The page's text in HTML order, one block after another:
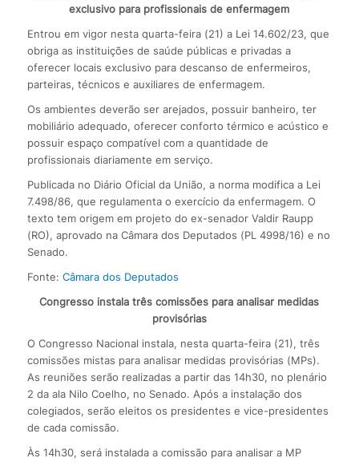
exclusivo para profissionais de enfermagem
Entrou em vigor nesta quarta-feira (21) a Lei 14.602/23, que
obriga as instituições de saúde públicas e privadas a
oferecer locais exclusivo para descanso de enfermeiros,
parteiras, técnicos e auxiliares de enfermagem.
Os ambientes deverão ser arejados, possuir banheiro, ter
mobiliário adequado, oferecer conforto térmico e acústico e
possuir espaço compatível com a quantidade de
profissionais diariamente em serviço.
Publicada no Diário Oficial da União, a norma modifica a Lei
7.498/86, que regulamenta o exercício da enfermagem. O
texto tem origem em projeto do ex-senador Valdir Raupp
(RO), aprovado na Câmara dos Deputados (PL 4998/16) e no
Senado.
Fonte: Câmara dos Deputados
Congresso instala três comissões para analisar medidas
provisórias
O Congresso Nacional instala, nesta quarta-feira (21), três
comissões mistas para analisar medidas provisórias (MPs).
As reuniões serão realizadas a partir das 14h30, no plenário
2 da ala Nilo Coelho, no Senado. Após a instalação dos
colegiados, serão eleitos os presidentes e vice-presidentes
de cada comissão.
Às 14h30, será instalada a comissão para analisar a MP